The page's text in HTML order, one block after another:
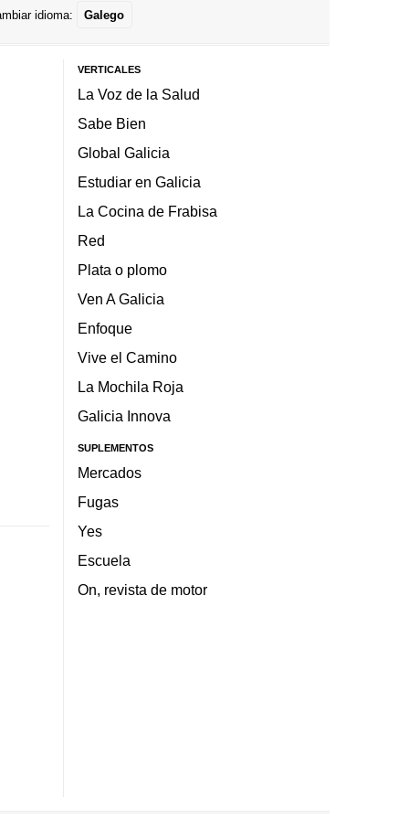
idioma: Galego
VERTICALES
La Voz de la Salud
Sabe Bien
Global Galicia
Estudiar en Galicia
La Cocina de Frabisa
Red
Plata o plomo
Ven A Galicia
Enfoque
Vive el Camino
La Mochila Roja
Galicia Innova
SUPLEMENTOS
Mercados
Fugas
Yes
Escuela
On, revista de motor